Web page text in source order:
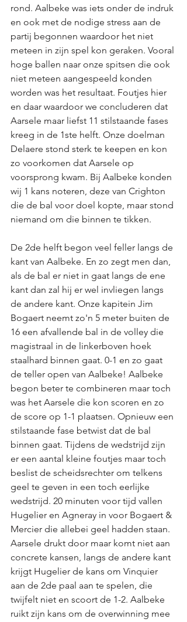
rond. Aalbeke was iets onder de indruk
en ook met de nodige stress aan de
partij begonnen waardoor het niet
meteen in zijn spel kon geraken. Vooral
hoge ballen naar onze spitsen die ook
niet meteen aangespeeld konden
worden was het resultaat. Foutjes hier
en daar waardoor we concluderen dat
Aarsele maar liefst 11 stilstaande fases
kreeg in de 1ste helft. Onze doelman
Delaere stond sterk te keepen en kon
zo voorkomen dat Aarsele op
voorsprong kwam. Bij Aalbeke konden
wij 1 kans noteren, deze van Crighton
die de bal voor doel kopte, maar stond
niemand om die binnen te tikken.
De 2de helft begon veel feller langs de
kant van Aalbeke. En zo zegt men dan,
als de bal er niet in gaat langs de ene
kant dan zal hij er wel invliegen langs
de andere kant. Onze kapitein Jim
Bogaert neemt zo'n 5 meter buiten de
16 een afvallende bal in de volley die
magistraal in de linkerboven hoek
staalhard binnen gaat. 0-1 en zo gaat
de teller open van Aalbeke! Aalbeke
begon beter te combineren maar toch
was het Aarsele die kon scoren en zo
de score op 1-1 plaatsen. Opnieuw een
stilstaande fase betwist dat de bal
binnen gaat. Tijdens de wedstrijd zijn
er een aantal kleine foutjes maar toch
beslist de scheidsrechter om telkens
geel te geven in een toch eerlijke
wedstrijd. 20 minuten voor tijd vallen
Hugelier en Agneray in voor Bogaert &
Mercier die allebei geel hadden staan.
Aarsele drukt door maar komt niet aan
concrete kansen, langs de andere kant
krijgt Hugelier de kans om Vinquier
aan de 2de paal aan te spelen, die
twijfelt niet en scoort de 1-2. Aalbeke
ruikt zijn kans om de overwinning mee